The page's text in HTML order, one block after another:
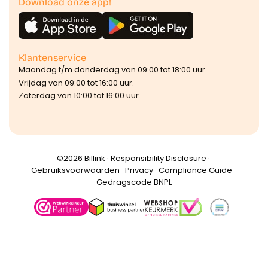
Klantenservice
Maandag t/m donderdag van 09:00 tot 18:00 uur.
Vrijdag van 09:00 tot 16:00 uur.
Zaterdag van 10:00 tot 16:00 uur.
©️2026 Billink · Responsibility Disclosure ·
Gebruiksvoorwaarden · Privacy· Compliance Guide ·
Gedragscode BNPL